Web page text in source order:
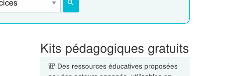
Kits pédagogiques gratuits
🎒 Des ressources éducatives proposées